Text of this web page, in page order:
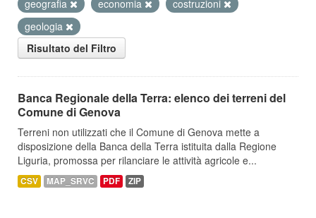
geografia
economia
costruzioni
geologia
Risultato del Filtro
Banca Regionale della Terra: elenco dei terreni del
Comune di Genova
Terreni non utilizzati che il Comune di Genova mette a
disposizione della Banca della Terra istituita dalla Regione
Liguria, promossa per rilanciare le attività agricole e...
CSV MAP_SRVC PDF ZIP